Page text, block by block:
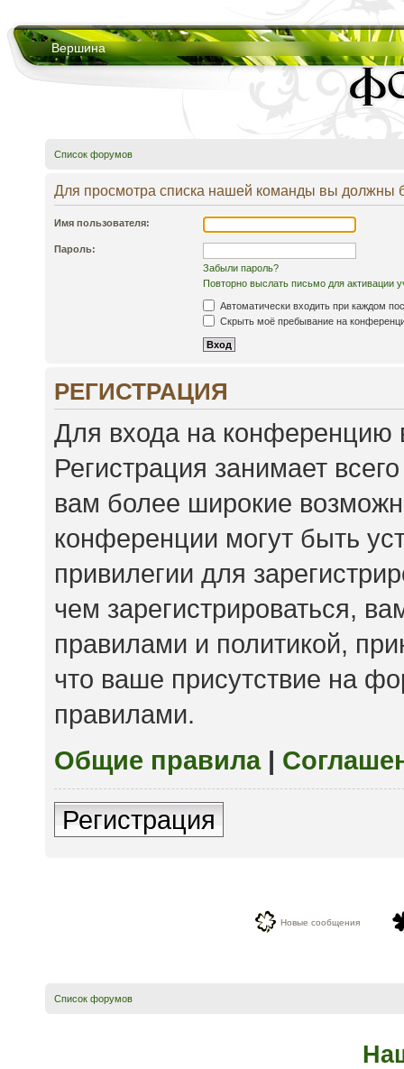
Вершина
Список форумов
Для просмотра списка нашей команды вы должны
Имя пользователя:
Пароль:
Забыли пароль?
Повторно выслать письмо для активации
Автоматически входить при каждом
Скрыть моё пребывание на
РЕГИСТРАЦИЯ
Для входа на конференцию
Регистрация занимает
вам более широкие
конференции могут быть
привилегии для
чем зарегистрироваться,
правилами и политикой,
что ваше присутствие на
правилами.
Общие правила|
Регистрация
Новые сообщения
Список форумов